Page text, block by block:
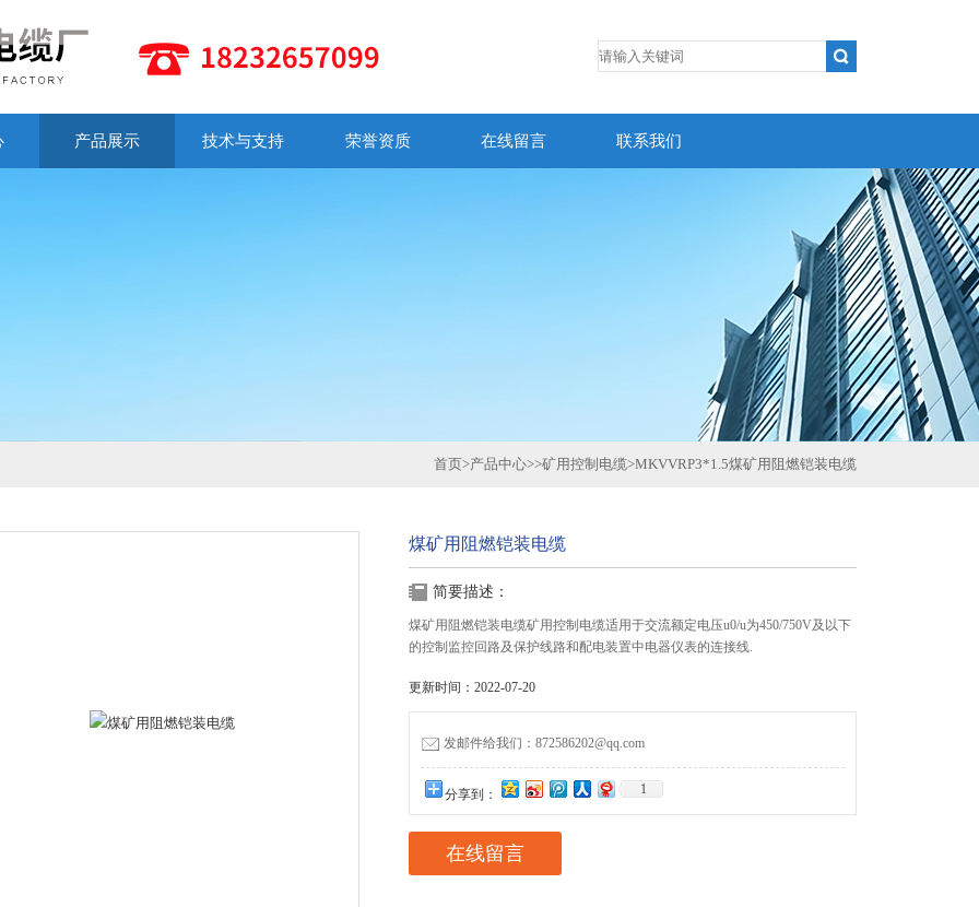
产品展示 技术与支持 荣誉资质 在线留言 联系我们
首页>产品中心>>矿用控制电缆>MKVVRP3*1.5煤矿用阻燃铠装电缆
煤矿用阻燃铠装电缆
简要描述：
煤矿用阻燃铠装电缆矿用控制电缆适用于交流额定电压u0/u为450/750V及以下
的控制监控回路及保护线路和配电装置中电器仪表的连接线.
更新时间：2022-07-20
发邮件给我们：872586202@qq.com
分享到： 1
在线留言